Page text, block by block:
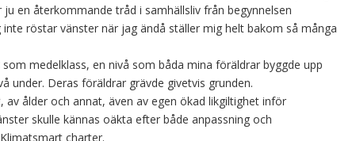
ju en återkommande tråd i samhällsliv från begynnelsen
röstar vänster när jag ändå ställer mig helt bakom så många
medelklass, en nivå som båda mina föräldrar byggde upp
under. Deras föräldrar grävde givetvis grunden.
av ålder och annat, även av egen ökad likgiltighet inför
skulle kännas oäkta efter både anpassning och
charter.